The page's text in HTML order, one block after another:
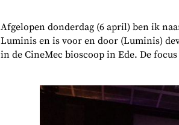
Afgelopen donderdag (6 april) ben ik
Luminis en is voor en door (Luminis)
in de CineMec bioscoop in Ede. De